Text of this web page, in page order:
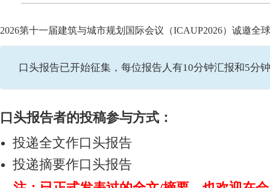
2026第十一届建筑与城市规划国际会议（ICAUP2026）诚邀全
口头报告已开始征集，每位报告人有10分钟汇报和5分
口头报告者的投稿参与方式：
投递全文作口头报告
投递摘要作口头报告